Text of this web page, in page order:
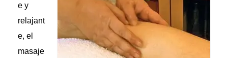
e y
relajant
e, el
masaje